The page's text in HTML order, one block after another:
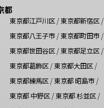
都
東京都江戸川区/東京都新宿区/
東京都八王子市/東京都町田市/
東京都世田谷区/東京都足立区/
東京都葛飾区/東京都大田区/
東京都練馬区/東京都 昭島市/
東京都 中野区/東京都 杉並区/